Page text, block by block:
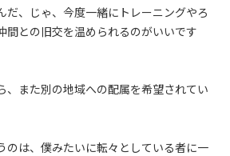
だ、じゃ、今度一緒にトレーニングやろ
間との旧交を温められるのがいいです
、また別の地域への配属を希望されてい
のは、僕みたいに転々としている者に一